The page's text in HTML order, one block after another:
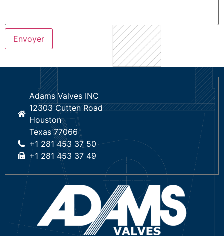
Adams Valves INC
12303 Cutten Road
Houston
Texas 77066
+1 281 453 37 50
+1 281 453 37 49